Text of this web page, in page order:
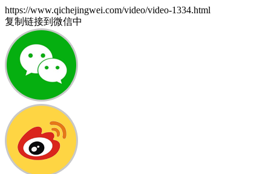
https://www.qichejingwei.com/video/video-1334.html
复制链接到微信中